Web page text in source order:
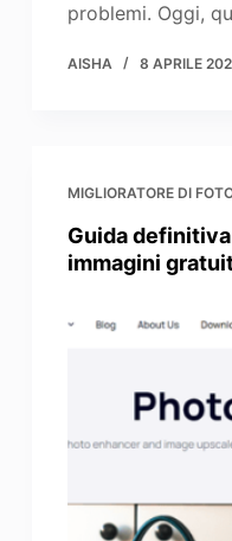
problemi. Oggi,
AISHA 8 APRILE
MIGLIORATORE DI
Guida
immagini